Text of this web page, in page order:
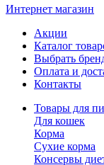
Интернет магазин
Акции
Каталог
Выбрать
Оплата и
Контакты
Товары для
Для кошек
Корма
Сухие корма
Консервы